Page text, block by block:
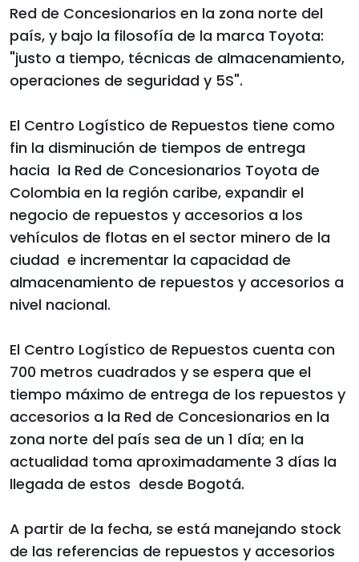
Red de Concesionarios en la zona norte del
país, y bajo la filosofía de la marca Toyota:
"justo a tiempo, técnicas de almacenamiento,
operaciones de seguridad y 5S".
El Centro Logístico de Repuestos tiene como
fin la disminución de tiempos de entrega
hacia la Red de Concesionarios Toyota de
Colombia en la región caribe, expandir el
negocio de repuestos y accesorios a los
vehículos de flotas en el sector minero de la
ciudad e incrementar la capacidad de
almacenamiento de repuestos y accesorios a
nivel nacional.
El Centro Logístico de Repuestos cuenta con
700 metros cuadrados y se espera que el
tiempo máximo de entrega de los repuestos y
accesorios a la Red de Concesionarios en la
zona norte del país sea de un 1 día; en la
actualidad toma aproximadamente 3 días la
llegada de estos desde Bogotá.
A partir de la fecha, se está manejando stock
de las referencias de repuestos y accesorios